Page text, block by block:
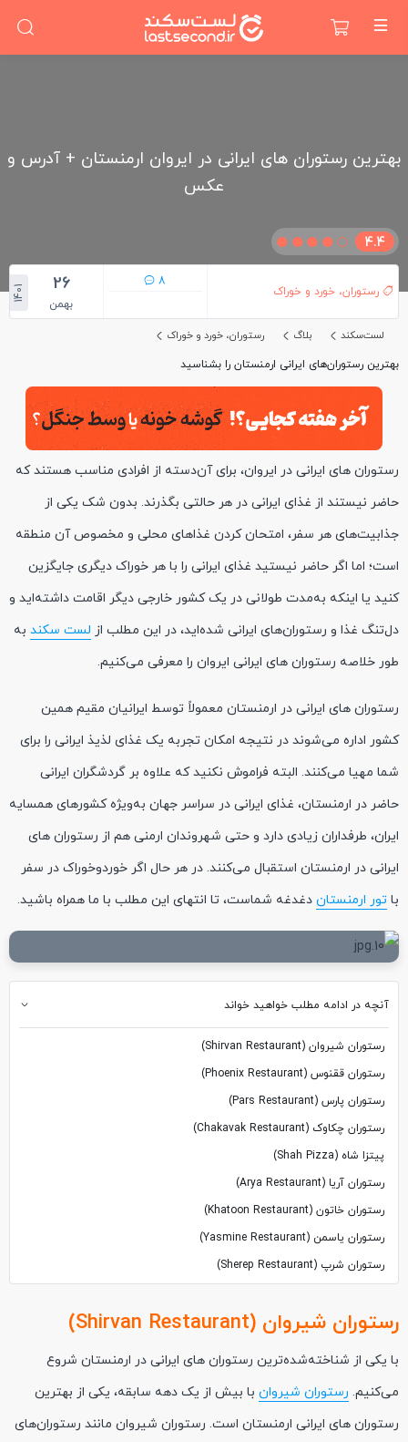
بهترین رستوران های ایرانی در ایروان ارمنستان + آدرس و
عکس
4.4
رستوران، خورد و خوراک
8
26
بهمن
1401
لست‌سکند بلاگ
رستوران، خورد و خوراک
بهترین رستوران‌های ایرانی ارمنستان را بشناسید
رستوران های ایرانی در ایروان، برای آن‌دسته از افرادی مناسب هستند که
حاضر نیستند از غذای ایرانی در هر حالتی بگذرند. بدون شک یکی از
جذابیت‌های هر سفر، امتحان کردن غذاهای محلی و مخصوص آن منطقه
است؛ اما اگر حاضر نیستید غذای ایرانی را با هر خوراک دیگری جایگزین
کنید یا اینکه به‌مدت طولانی در یک کشور خارجی دیگر اقامت داشته‌اید و
دل‌تنگ غذا و رستوران‌‌های ایرانی شده‌اید، در این مطلب از لست سکند به
طور خلاصه رستوران های ایرانی ایروان را معرفی می‌کنیم.
رستوران‌ های ایرانی در ارمنستان معمولاً توسط ایرانیان مقیم همین
کشور اداره می‌شوند در نتیجه امکان تجربه یک غذای لذیذ ایرانی را برای
شما مهیا می‌کنند. البته فراموش نکنید که علاوه بر گردشگران ایرانی
حاضر در ارمنستان، غذای ایرانی در سراسر جهان به‌ویژه کشورهای همسایه
ایران، طرفداران زیادی دارد و حتی شهروندان ارمنی هم از رستوران های
ایرانی در ارمنستان استقبال می‌کنند. در هر حال اگر خوردوخوراک در سفر
با تور ارمنستان دغدغه شماست، تا انتهای این مطلب با ما همراه باشید.
آنچه در ادامه مطلب خواهید خواند
رستوران شیروان (Shirvan Restaurant)
رستوران ققنوس (Phoenix Restaurant)
رستوران پارس (Pars Restaurant)
رستوران چکاوک (Chakavak Restaurant)
پیتزا شاه (Shah Pizza)
رستوران آریا (Arya Restaurant)
رستوران خاتون (Khatoon Restaurant)
رستوران یاسمن (Yasmine Restaurant)
رستوران شرپ (Sherep Restaurant)
رستوران شیروان (Shirvan Restaurant)
با یکی از شناخته‌شده‌ترین رستوران‌ های ایرانی در ارمنستان شروع
می‌کنیم. رستوران شیروان با بیش از یک دهه سابقه، یکی از بهترین
رستوران های ایرانی ارمنستان است. رستوران شیروان مانند رستوران‌های